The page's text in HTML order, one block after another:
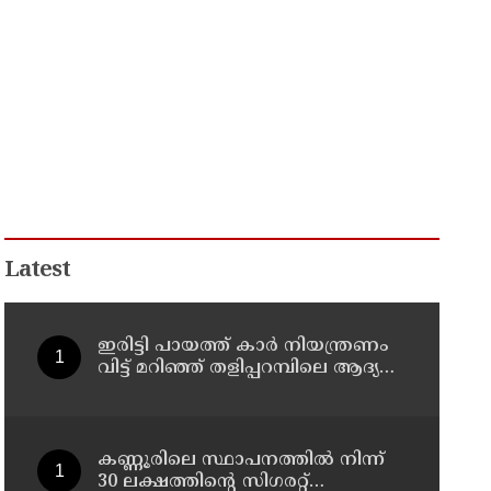
Latest
ഇരിട്ടി പായത്ത് കാർ നിയന്ത്രണം
വിട്ട് മറിഞ്ഞ് തളിപ്പറമ്പിലെ ആദ്യ
കണ്ണൂരിലെ സ്ഥാപനത്തിൽ നിന്ന്
30 ലക്ഷത്തിന്റെ സിഗരറ്റ്